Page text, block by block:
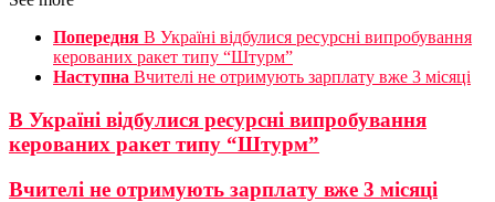
Попередня В Україні відбулися ресурсні випробування
керованих ракет типу “Штурм”
Наступна Вчителі не отримують зарплату вже 3 місяці
В Україні відбулися ресурсні випробування
керованих ракет типу “Штурм”
Вчителі не отримують зарплату вже 3 місяці